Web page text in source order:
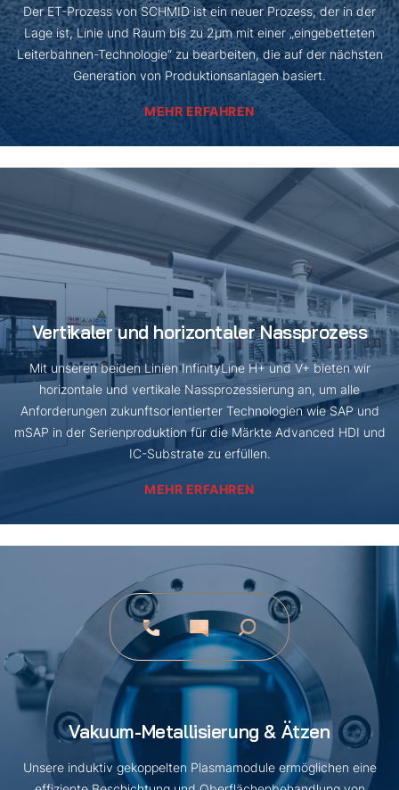
Der ET-Prozess von SCHMID ist ein neuer Prozess, der in der
Lage ist, Linie und Raum bis zu 2µm mit einer „eingebetteten
Leiterbahnen-Technologie“ zu bearbeiten, die auf der nächsten
Generation von Produktionsanlagen basiert.
MEHR ERFAHREN
Vertikaler und horizontaler Nassprozess
Mit unseren beiden Linien InfinityLine H+ und V+ bieten wir
horizontale und vertikale Nassprozessierung an, um alle
Anforderungen zukunftsorientierter Technologien wie SAP und
mSAP in der Serienproduktion für die Märkte Advanced HDI und
IC-Substrate zu erfüllen.
MEHR ERFAHREN
Vakuum-Metallisierung & Ätzen
Unsere induktiv gekoppelten Plasmamodule ermöglichen eine